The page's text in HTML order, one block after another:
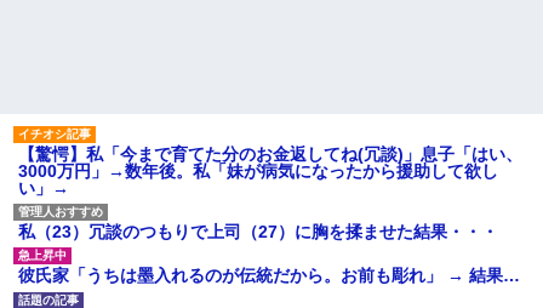
果・・・
私「初めて飲む味だけどなん
のお茶？」彼「ちっ！」私「」
【GIF】JSのカンチョーワロ
タ
後続車にクラクションを鳴ら
され彼氏が逆切れ。「何クラク
ション鳴らしてんだ！降りてこ
いよ！」と怒鳴りだし...
【驚愕】私「今まで育てた分のお金返してね(冗談)」息子「はい、
3000万円」→数年後。私「妹が病気になったから援助して欲し
い」→
私（23）冗談のつもりで上司（27）に胸を揉ませた結果・・・
彼氏家「うちは墨入れるのが伝統だから。お前も彫れ」 → 結果…